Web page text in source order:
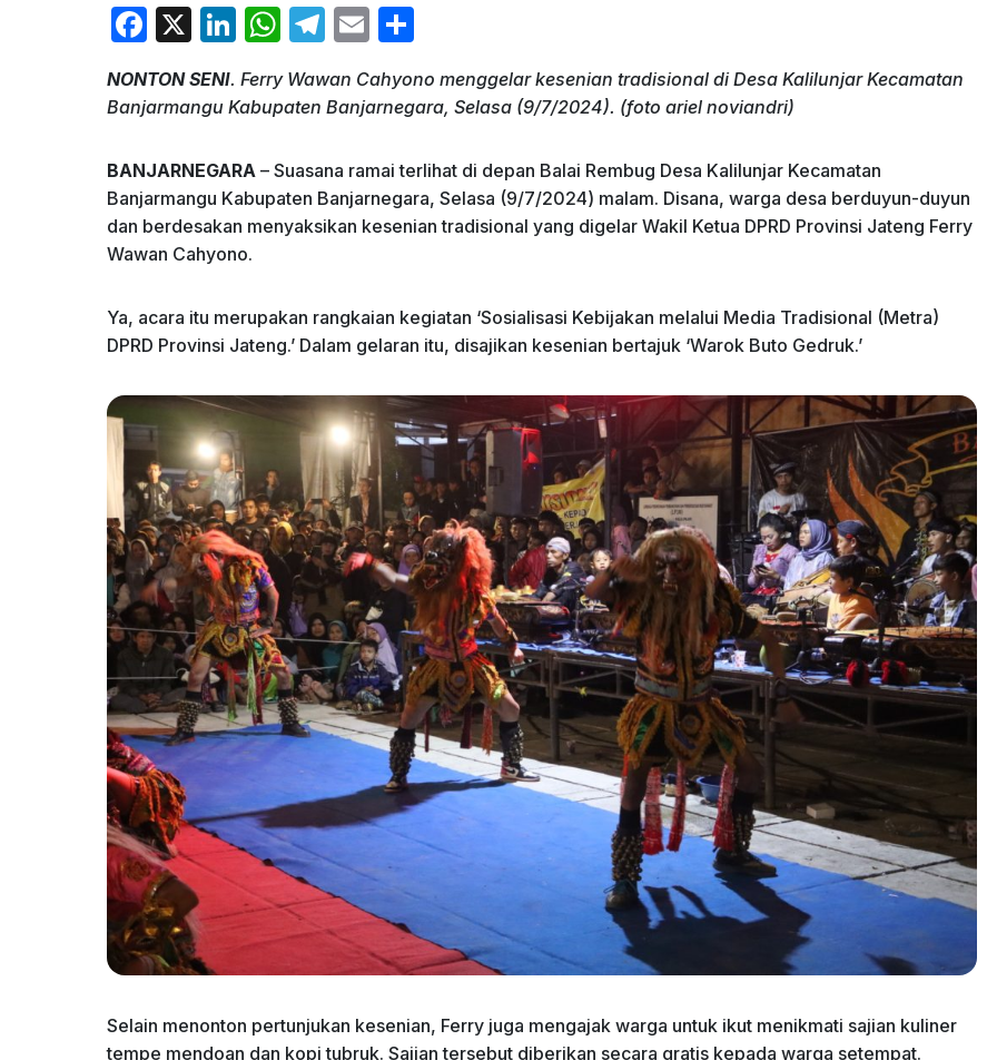
F
c
b
o
o
k
X
Li
k
dI
n
W
at
A
p
p
T
e
gr
a
m
E
ai ar
NONTON SENI. Ferry Wawan Cahyono menggelar kesenian tradisional di Desa Kalilunjar Kecamatan
Banjarmangu Kabupaten Banjarnegara, Selasa (9/7/2024). (foto ariel noviandri)
BANJARNEGARA – Suasana ramai terlihat di depan Balai Rembug Desa Kalilunjar Kecamatan
Banjarmangu Kabupaten Banjarnegara, Selasa (9/7/2024) malam. Disana, warga desa berduyun-duyun
dan berdesakan menyaksikan kesenian tradisional yang digelar Wakil Ketua DPRD Provinsi Jateng Ferry
Wawan Cahyono.
Ya, acara itu merupakan rangkaian kegiatan ‘Sosialisasi Kebijakan melalui Media Tradisional (Metra)
DPRD Provinsi Jateng.’ Dalam gelaran itu, disajikan kesenian bertajuk ‘Warok Buto Gedruk.’
Selain menonton pertunjukan kesenian, Ferry juga mengajak warga untuk ikut menikmati sajian kuliner
tempe mendoan dan kopi tubruk. Sajian tersebut diberikan secara gratis kepada warga setempat.